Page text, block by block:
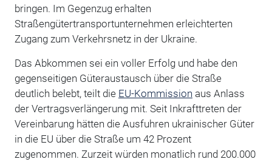
bringen. Im Gegenzug erhalten
Straßengütertransportunternehmen erleichterten
Zugang zum Verkehrsnetz in der Ukraine.
Das Abkommen sei ein voller Erfolg und habe den
gegenseitigen Güteraustausch über die Straße
deutlich belebt, teilt die EU-Kommission aus Anlass
der Vertragsverlängerung mit. Seit Inkrafttreten der
Vereinbarung hätten die Ausfuhren ukrainischer Güter
in die EU über die Straße um 42 Prozent
zugenommen. Zurzeit würden monatlich rund 200.000